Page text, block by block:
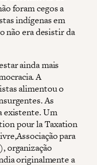
foram cegos a
indígenas em
não era desistir da
ainda mais
A
alimentou o
As
existente. Um
pour la Taxation
para
organização
originalmente a